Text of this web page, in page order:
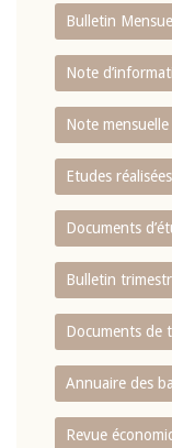
Bulletin
Note
Note
Etudes
Documents
Bulletin
Documents de
Annuaire des
Revue